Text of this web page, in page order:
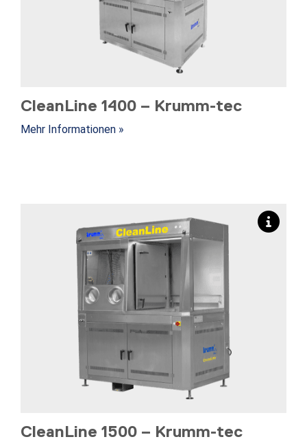
CleanLine 1400 – Krumm-tec
Mehr Informationen »
CleanLine 1500 – Krumm-tec